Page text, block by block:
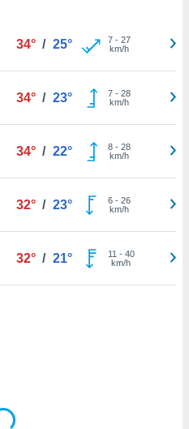
34° / 25° 7- 27
km/h
34° / 23° 7- 28
km/h
34° / 22° 8- 28
km/h
32° / 23° 6- 26
km/h
32° / 21° 11 - 40
km/h